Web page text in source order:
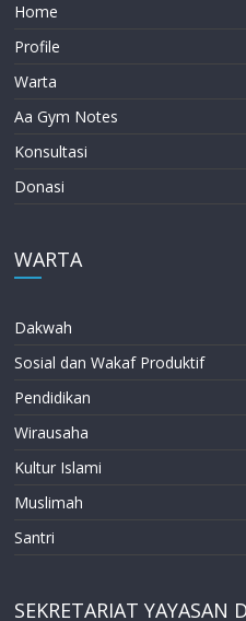
Home
Profile
Warta
Aa Gym Notes
Konsultasi
Donasi
WARTA
Dakwah
Sosial dan Wakaf Produktif
Pendidikan
Wirausaha
Kultur Islami
Muslimah
Santri
SEKRETARIAT YAYASAN